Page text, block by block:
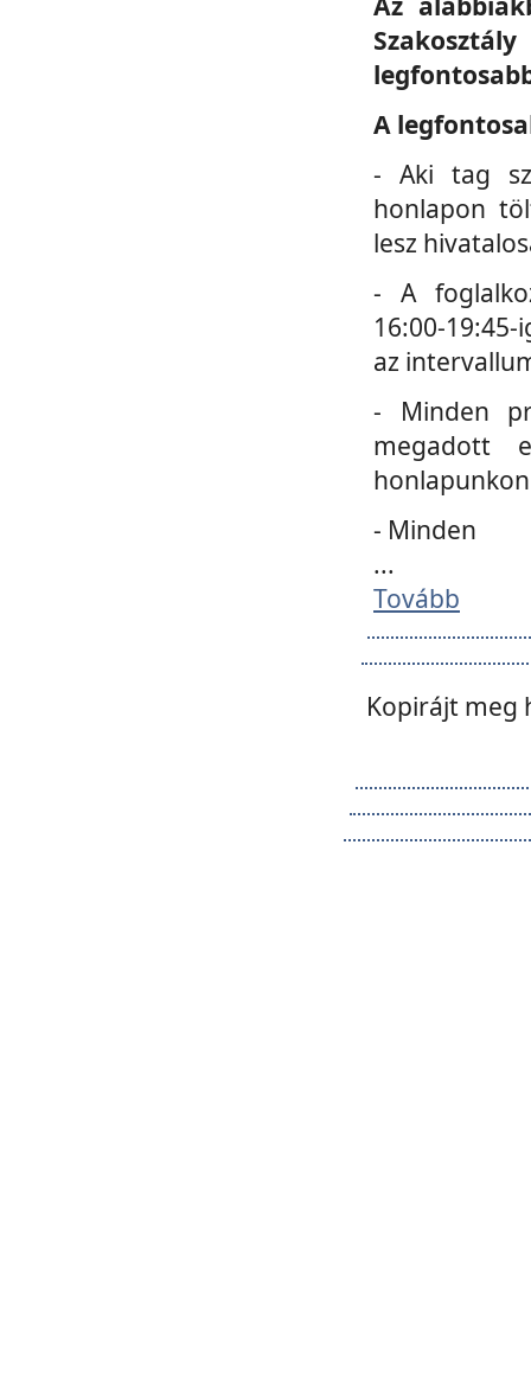
A
- Aki tag
honlapon
lesz
- A
16:00-
az
- Minden
megadott
- Minden
...
Tovább
Kopirájt meg